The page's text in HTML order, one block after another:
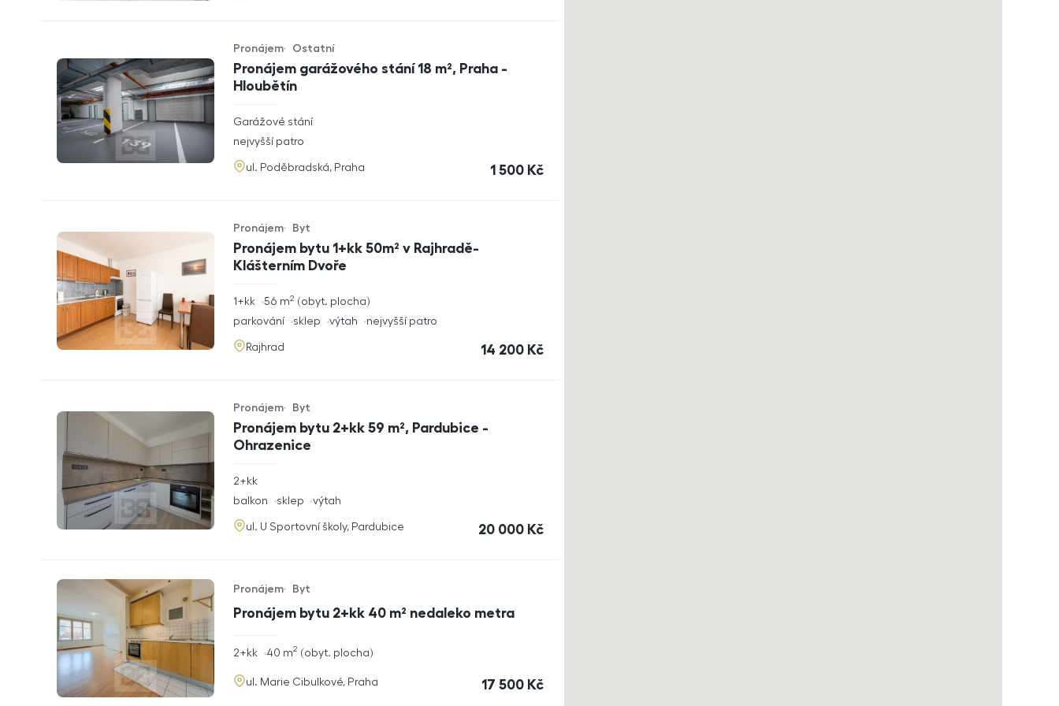
Pronájem garážového stání 18 m², Praha -
Hloubětín
Typ nabídky
Pronájem
Typ nemovitosti
Ostatní
rozměry
Garážové stání
funkce
nejvyšší patro
adresa
ul. Poděbradská, Praha cena
1 500 Kč
Pronájem bytu 1+kk 50m² v Rajhradě-
Klášterním Dvoře
Typ nabídky
Pronájem
Typ nemovitosti
Byt
rozměry
1+kk obyt. plocha
56 m2
funkce
parkování sklep výtah nejvyšší patro
adresa
Rajhrad cena
14 200 Kč
Pronájem bytu 2+kk 59 m², Pardubice -
Ohrazenice
Typ nabídky
Pronájem
Typ nemovitosti
Byt
rozměry
2+kk
funkce
balkon sklep výtah
adresa
ul. U Sportovní školy, Pardubice cena
20 000 Kč
Pronájem bytu 2+kk 40 m² nedaleko metra
Typ nabídky
Pronájem
Typ nemovitosti
Byt
rozměry
dispozice
2+kk obyt. plocha
40 m2
adresa
ul. Marie Cibulkové, Praha cena
17 500 Kč